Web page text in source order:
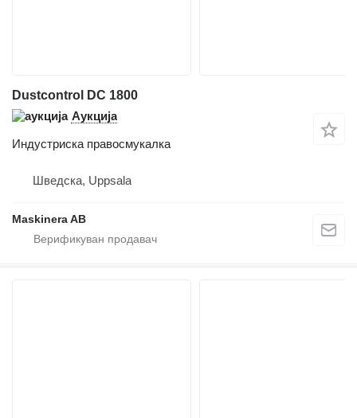
Dustcontrol DC 1800
Аукција
Индустриска правосмукалка
Шведска, Uppsala
Maskinera AB